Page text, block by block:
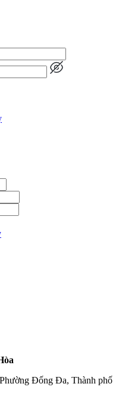
Đống Đa, Thành phố